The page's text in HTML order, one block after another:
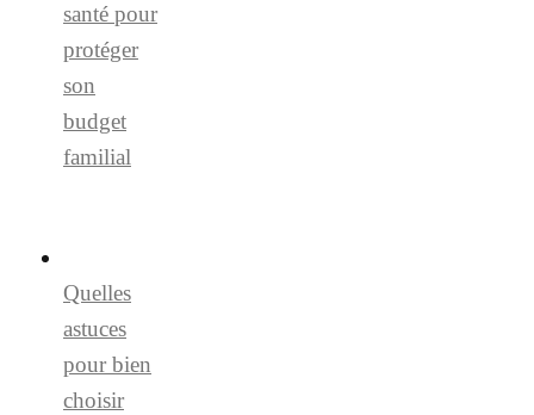
santé pour
protéger
son
budget
familial
Quelles
astuces
pour bien
choisir